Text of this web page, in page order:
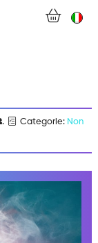
. Categorie: Non